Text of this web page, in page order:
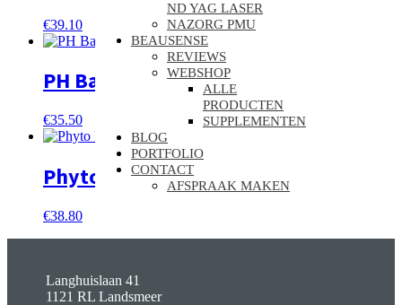
ND YAG LASER
NAZORG PMU
BEAUSENSE
REVIEWS
WEBSHOP
ALLE
PRODUCTEN
SUPPLEMENTEN
BLOG
PORTFOLIO
CONTACT
AFSPRAAK MAKEN
€39.10
PH Balancing Lotion 150ml
€35.50
Phyto Lotion 150ml
€38.80
Langhuislaan 41
1121 RL Landsmeer